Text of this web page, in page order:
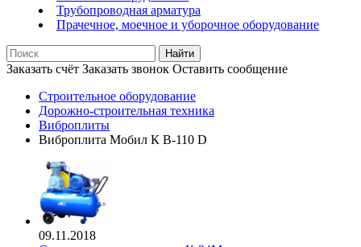
Трубопроводная арматура
Прачечное, моечное и уборочное оборудование
Найти
Заказать счёт Заказать звонок Оставить сообщение
Строительное оборудование
Дорожно-строительная техника
Виброплиты
Виброплита Мобил К В-110 D
09.11.2018